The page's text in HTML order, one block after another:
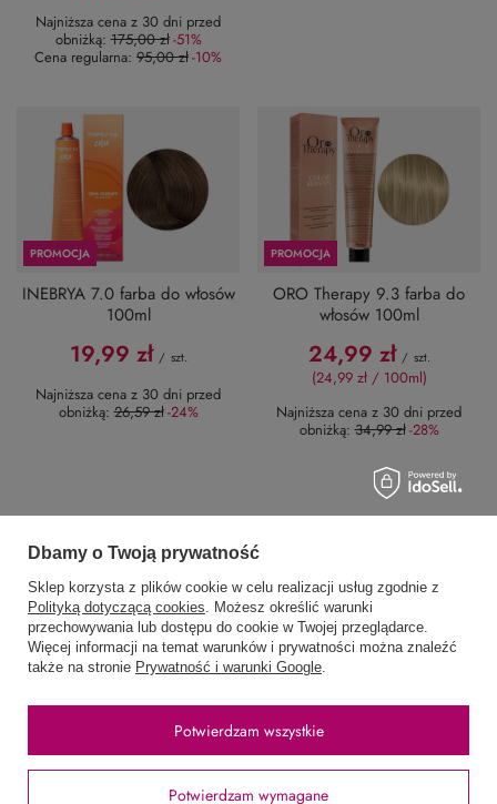
Najniższa cena z 30 dni przed
obniżką:175,00 zł-51%
Cena regularna: 95,00 zł-10%
PROMOCJA
INEBRYA 7.0 farba do włosów
100ml
19,99 zł / szt.
Najniższa cena z 30 dni przed
obniżką:26,59 zł-24%
PROMOCJA
ORO Therapy 9.3 farba do
włosów 100ml
24,99 zł / szt.
(24,99 zł / 100ml)
Najniższa cena z 30 dni przed
obniżką:34,99 zł-28%
Status zamówienia
Śledzenie przesyłki
Chcę zareklamować produkt
Chcę odstąpić od umowy
Chcę wymienić produkt
Dbamy o Twoją prywatność
Sklep korzysta z plików cookie w celu realizacji usług zgodnie z
Polityką dotyczącą cookies. Możesz określić warunki
przechowywania lub dostępu do cookie w Twojej przeglądarce.
Więcej informacji na temat warunków i prywatności można znaleźć
także na stronie Prywatność i warunki Google.
Potwierdzam wymagane
Potwierdzam wszystkie